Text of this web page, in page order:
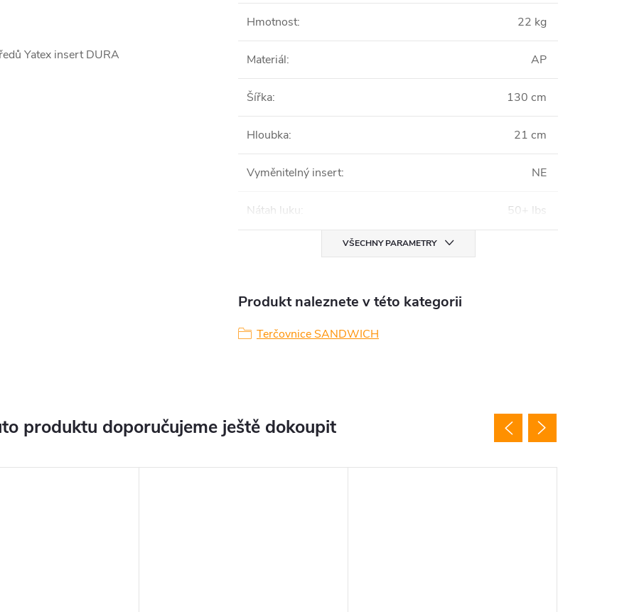
Yatex insert DURA
Hmotnost: 22 kg
Materiál: AP
Šířka: 130 cm
Hloubka: 21 cm
Vyměnitelný insert: NE
Nátah luku : 50+ lbs
VŠECHNY PARAMETRY
Produkt naleznete v této kategorii
Terčovnice SANDWICH
produktu doporučujeme ještě dokoupit